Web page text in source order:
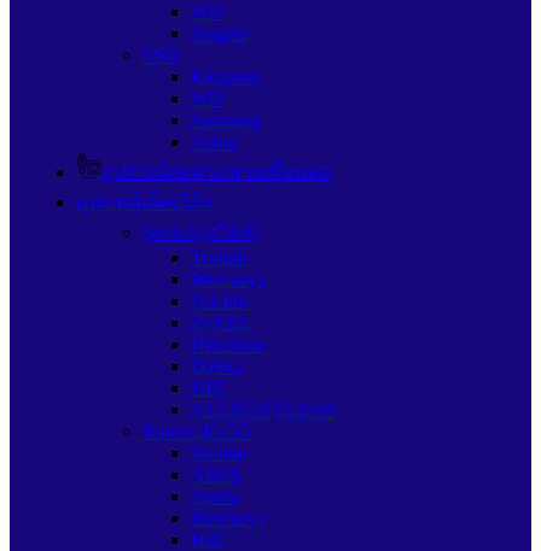
WD
Seagate
SSD
Kingston
WD
Samsung
Adata
อุปกรณ์ต่อพ่วง/สายเชื่อมต่อ
อุปกรณ์เน็ตเวิร์ก
Switch (สวิตช์)
Tp-link
Mercusys
D-Link
ZyXEL
Hikvision
Dahua
HPE
ALLIEDTELESIS
Router 4G/5G
Tp-link
ASUS
Tenda
Mercusys
H3C